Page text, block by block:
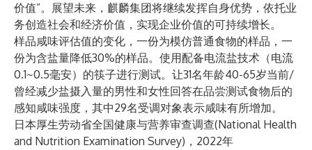
价值”。展望未来，麒麟集团将继续发挥自身优势，依托业
务创造社会和经济价值，实现企业价值的可持续增长。
样品咸味评估值的变化，一份为模仿普通食物的样品，一
份为含盐量降低30%的样品。使用配备电流盐技术（电流
0.1~0.5毫安）的筷子进行测试。让31名年龄40-65岁当前/
曾经减少盐摄入量的男性和女性回答在品尝测试食物后的
感知咸味强度，其中29名受调对象表示咸味有所增加。
日本厚生劳动省全国健康与营养审查调查(National Health
and Nutrition Examination Survey)，2022年